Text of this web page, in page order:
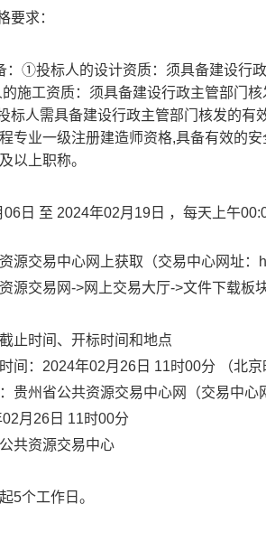
要求：
：①投标人的设计资质：须具备建设行
施工资质：须具备建设行政主管部门
标人需具备建设行政主管部门核发的
专业一级注册建造师资格,具备有效的
以上职称。
日 至 2024年02月19日 ，每天上午
源交易中心网上获取（交易中心网址：
源交易网->网上交易大厅->文件下载板
止时间、开标时间和地点
间： 2024年02月26日 11时00分
（北
贵州省公共资源交易中心网（交易中心
月26日 11时00分
共资源交易中心
5个工作日。